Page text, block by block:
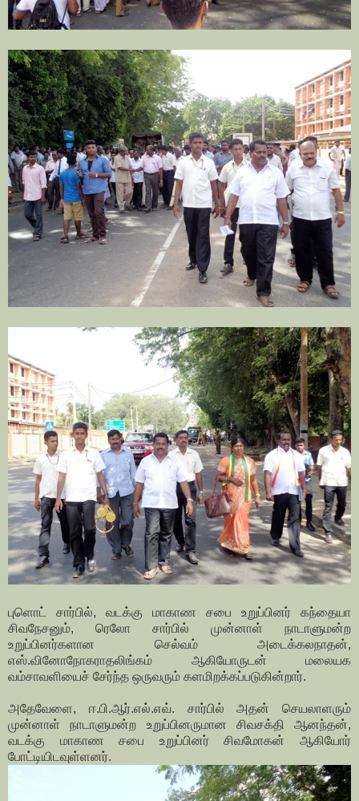
புளொட் சார்பில், வடக்கு மாகாண சபை உறுப்பினர் கந்தையா
சிவநேசனும், ரெலோ சார்பில் முன்னாள் நாடாளுமன்ற
உறுப்பினர்களான செல்வம் அடைக்கலநாதன்,
எஸ்.வினோநோகராதலிங்கம் ஆகியோருடன் மலையக
வம்சாவளியைச் சேர்ந்த ஒருவரும் களமிறக்கப்படுகின்றார்.
அதேவேளை, ஈ.பி.ஆர்.எல்.எவ். சார்பில் அதன் செயலாளரும்
முன்னாள் நாடாளுமன்ற உறுப்பினருமான சிவசக்தி ஆனந்தன்,
வடக்கு மாகாண சபை உறுப்பினர் சிவமோகன் ஆகியோர்
போட்டியிடவுள்ளனர்.